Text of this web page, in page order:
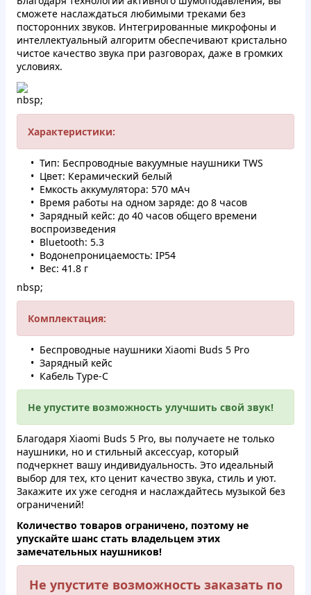
сможете наслаждаться любимыми треками без
посторонних звуков. Интегрированные микрофоны и
интеллектуальный алгоритм обеспечивают кристально
чистое качество звука при разговорах, даже в громких
условиях.
nbsp;
Характеристики:
Тип: Беспроводные вакуумные наушники TWS
Цвет: Керамический белый
Емкость аккумулятора: 570 мАч
Время работы на одном заряде: до 8 часов
Зарядный кейс: до 40 часов общего времени
воспроизведения
Bluetooth: 5.3
Водонепроницаемость: IP54
Вес: 41.8 г
nbsp;
Комплектация:
Беспроводные наушники Xiaomi Buds 5 Pro
Зарядный кейс
Кабель Type-C
Не упустите возможность улучшить свой звук!
Благодаря Xiaomi Buds 5 Pro, вы получаете не только
наушники, но и стильный аксессуар, который
подчеркнет вашу индивидуальность. Это идеальный
выбор для тех, кто ценит качество звука, стиль и уют.
Закажите их уже сегодня и наслаждайтесь музыкой без
ограничений!
Количество товаров ограничено, поэтому не
упускайте шанс стать владельцем этих
замечательных наушников!
Не упустите возможность заказать по